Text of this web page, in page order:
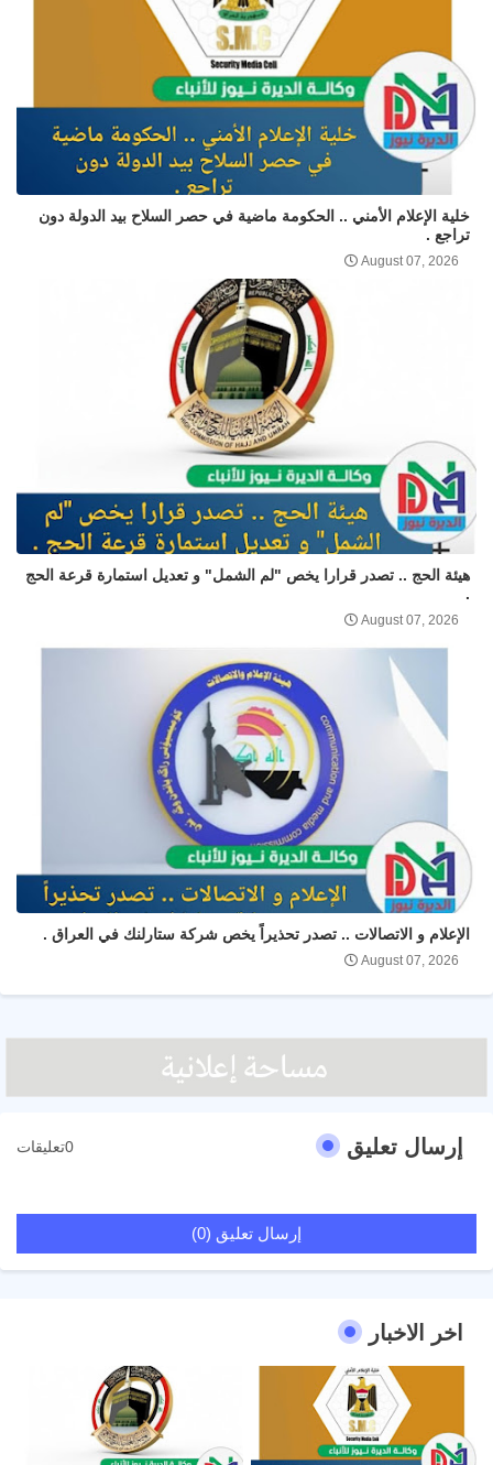
خلية الإعلام الأمني .. الحكومة ماضية في حصر السلاح بيد الدولة دون
تراجع .
August 07, 2026
هيئة الحج .. تصدر قرارا يخص "لم الشمل" و تعديل استمارة قرعة الحج
.
August 07, 2026
الإعلام و الاتصالات .. تصدر تحذيراً يخص شركة ستارلنك في العراق .
August 07, 2026
إرسال تعليق 0تعليقات
إرسال تعليق (0)
اخر الاخبار